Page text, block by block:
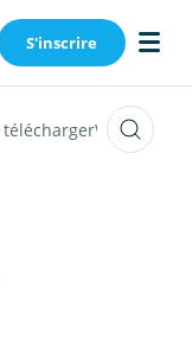
S'inscrire
téléchargerWebinars